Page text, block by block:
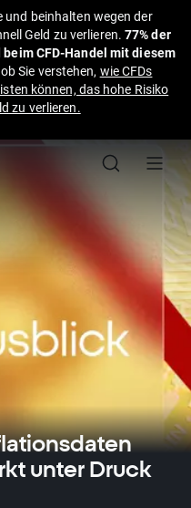
und beinhalten wegen der
Geld zu verlieren.77% der
CFD-Handel mit diesem
Sie verstehen, wie CFDs
können, das hohe Risiko
zu verlieren.
unter Druck